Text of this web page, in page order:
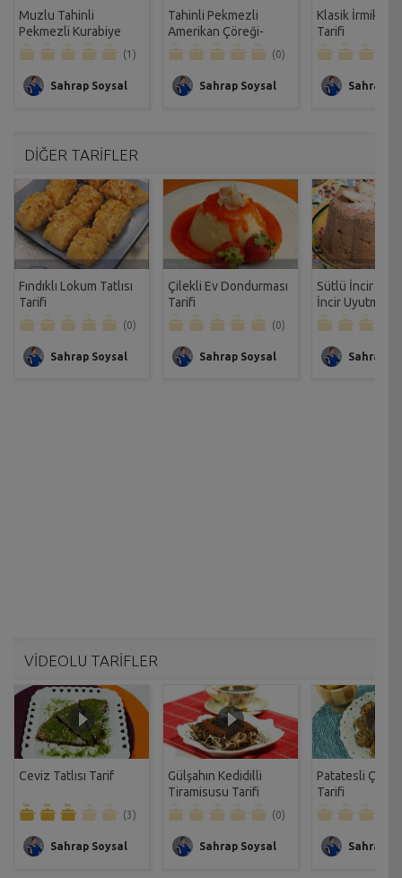
Muzlu Tahinli
Pekmezli Kurabiye
Tarifi
(1)
Sahrap Soysal
Tahinli Pekmezli
Amerikan Çöreği-
Cinnamon Roll Tarifi(0)
Sahrap Soysal
Klasik İrmik
Tarifi
Sahrap
DİĞER TARİFLER
Fındıklı Lokum Tatlısı
Tarifi
(0)
Sahrap Soysal
Çilekli Ev Dondurması
Tarifi
(0)
Sahrap Soysal
Sütlü İncir
İncir Uyutması
Sahrap
VİDEOLU TARİFLER
Ceviz Tatlısı Tarif
(3)
Sahrap Soysal
Gülşahın Kedidilli
Tiramisusu Tarifi
(0)
Sahrap Soysal
Patatesli Çıtır
Tarifi
Sahrap